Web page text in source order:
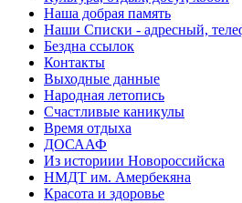
Наша добрая память
Наши Списки - адресный,
Бездна ссылок
Контакты
Выходные данные
Народная летопись
Счастливые каникулы
Время отдыха
ДОСААФ
Из историии Новороссийска
НМДТ им. Амербекяна
Красота и здоровье